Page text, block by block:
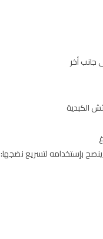
جانب أخر
الكبدية
ينصح بإستخدامه لتسريع نضجها: